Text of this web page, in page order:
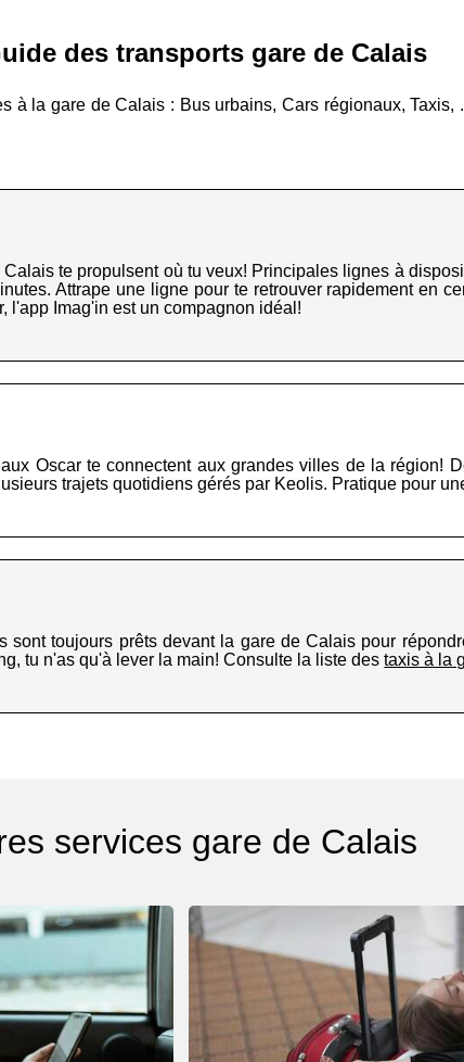
des transports gare de Calais
à la gare de Calais : Bus urbains, Cars régionaux, Taxis,
te propulsent où tu veux! Principales lignes à
Attrape une ligne pour te retrouver rapidement en
l'app Imag'in est un compagnon idéal!
Oscar te connectent aux grandes villes de la région!
trajets quotidiens gérés par Keolis. Pratique pour
sont toujours prêts devant la gare de Calais pour
tu n'as qu'à lever la main! Consulte la liste destaxis à la
services gare de Calais